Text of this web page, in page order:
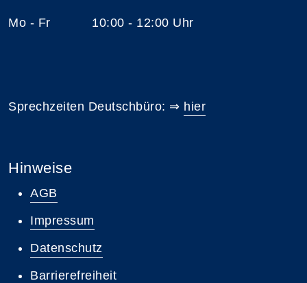
Mo - Fr 10:00 - 12:00 Uhr
Sprechzeiten Deutschbüro: ⇒ hier
Hinweise
AGB
Impressum
Datenschutz
Barrierefreiheit